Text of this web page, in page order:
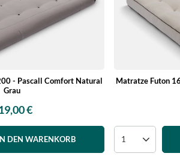
- Pascall Comfort Natural
Grau
€
DEN WARENKORB
Matratze Futon